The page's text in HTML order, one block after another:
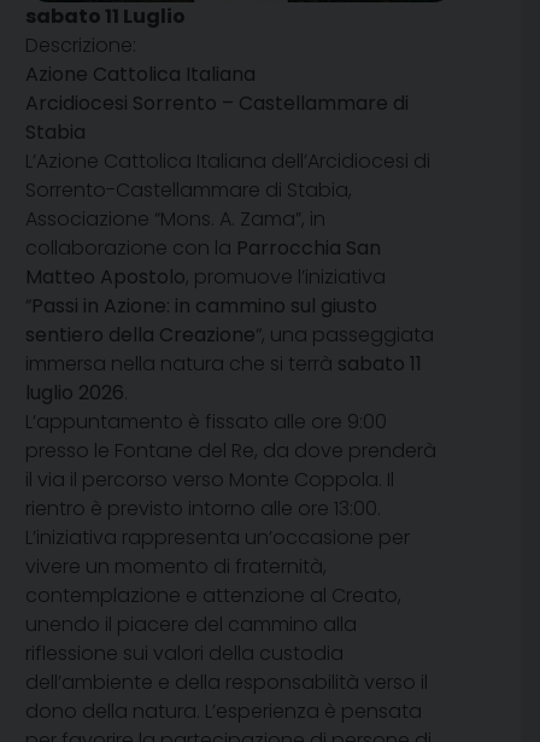
sabato 11 Luglio
Descrizione:
Azione Cattolica Italiana
Arcidiocesi Sorrento – Castellammare di
Stabia
L’Azione Cattolica Italiana dell’Arcidiocesi di
Sorrento-Castellammare di Stabia,
Associazione “Mons. A. Zama”, in
collaborazione con la Parrocchia San
Matteo Apostolo, promuove l’iniziativa
“Passi in Azione: in cammino sul giusto
sentiero della Creazione“, una passeggiata
immersa nella natura che si terrà sabato 11
luglio 2026.
L’appuntamento è fissato alle ore 9:00
presso le Fontane del Re, da dove prenderà
il via il percorso verso Monte Coppola. Il
rientro è previsto intorno alle ore 13:00.
L’iniziativa rappresenta un’occasione per
vivere un momento di fraternità,
contemplazione e attenzione al Creato,
unendo il piacere del cammino alla
riflessione sui valori della custodia
dell’ambiente e della responsabilità verso il
dono della natura. L’esperienza è pensata